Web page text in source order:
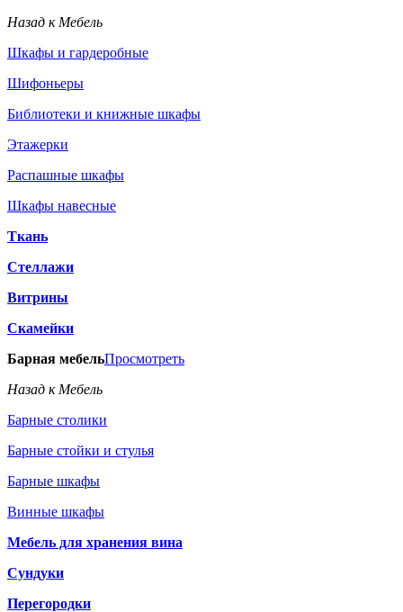
Назад к Мебель
Шкафы и гардеробные
Шифоньеры
Библиотеки и книжные шкафы
Этажерки
Распашные шкафы
Шкафы навесные
Ткань
Стеллажи
Витрины
Скамейки
Барная мебельПросмотреть
Назад к Мебель
Барные столики
Барные стойки и стулья
Барные шкафы
Винные шкафы
Мебель для хранения вина
Сундуки
Перегородки